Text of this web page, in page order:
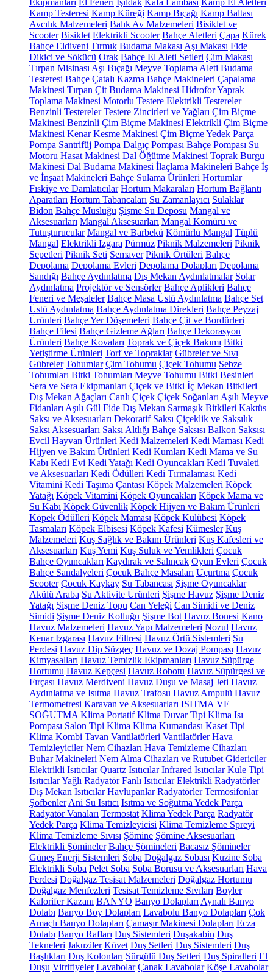
Ekipmanları El Feneri Işıldak Kafa Lambası Kamp El Aletleri
Kamp Testeresi Kamp Küreği Kamp Bıçağı Kamp Baltası
Avcılık Malzemeleri Balık Av Malzemeleri Bisiklet ve
Scooter Bisiklet Elektrikli Scooter Bahçe Aletleri Çapa Kürek
Bahçe Eldiveni Tırmık Budama Makası Aşı Makası Fide
Dikici ve Sökücü Orak Bahçe El Aleti Setleri Çim Makası
Tırpan Misinası Aşı Bıçağı Meyve Toplama Aleti Budama
Testeresi Bahçe Çatalı Kazma Bahçe Makineleri Çapalama
Makinesi Tırpan Çit Budama Makinesi HidroforYaprak
Toplama Makinesi Motorlu Testere Elektrikli Testereler
Benzinli Testereler Testere Zincirleri ve Yağları Çim Biçme
Makinesi Benzinli Çim Biçme Makinesi Elektrikli Çim Biçme
Makinesi Kenar Kesme Makinesi Çim Biçme Yedek Parça
Pompa Santrifüj Pompa Dalgıç Pompası Bahçe Pompası Su
Motoru Hasat Makinesi Dal Öğütme Makinesi Toprak Burgu
Makinesi Dal Budama Makinesi İlaçlama Makineleri Bahçe İş
ve İnşaat Makineleri Bahçe Sulama Ürünleri Hortumlar
Fıskiye ve Damlatıcılar Hortum Makaraları Hortum Bağlantı
Aparatları Hortum Tabancaları Su Zamanlayıcı Sulaklar
Bidon Bahçe Musluğu Şişme Su Deposu Mangal ve
Aksesuarları Mangal Aksesuarları Mangal Kömürü ve
Tutuşturucular Mangal ve Barbekü Kömürlü Mangal Tüplü
Mangal Elektrikli Izgara Pürmüz Piknik Malzemeleri Piknik
Sepetleri Piknik Seti Semaver Piknik Örtüleri Bahçe
Depolama Depolama Evleri Depolama Dolapları Depolama
Sandığı Bahçe Aydınlatma Dış Mekan Aydınlatmalar Solar
Aydınlatma Projektör ve Sensörler Bahçe Aplikleri Bahçe
Feneri ve Meşaleler Bahçe Masa Üstü Aydınlatma Bahçe Set
Üstü Aydınlatma Bahçe Aydınlatma Direkleri Bahçe Peyzaj
Ürünleri Bahçe Yer Döşemeleri Bahçe Çit ve Bordürleri
Bahçe Filesi Bahçe Gizleme Ağları Bahçe Dekorasyon
Ürünleri Bahçe Kovaları Toprak ve Çiçek Bakımı Bitki
Yetiştirme Ürünleri Torf ve Topraklar Gübreler ve Sıvı
Gübreler Tohumlar Çim Tohumu Çiçek Tohumu Sebze
Tohumları Bitki Tohumları Meyve Tohumu Bitki Besinleri
Sera ve Sera Ekipmanları Çiçek ve Bitki İç Mekan Bitkileri
Dış Mekan Ağaçları Canlı Çiçek Çiçek Soğanları Aşılı Meyve
Fidanları Aşılı Gül Fide Dış Mekan Sarmaşık Bitkileri Kaktüs
Saksı ve Aksesuarları Dekoratif Saksı Çiçeklik ve Saksılık
Saksı Aksesuarları Saksı Altlığı Bahçe Saksısı Balkon Saksısı
Evcil Hayvan Ürünleri Kedi Malzemeleri Kedi Maması Kedi
Hijyen ve Bakım Ürünleri Kedi Kumları Kedi Mama ve Su
Kabı Kedi Evi Kedi Yatağı Kedi Oyuncakları Kedi Tuvaleti
ve Aksesuarları Kedi Ödülleri Kedi Tırmalaması Kedi
Vitamini Kedi Taşıma Çantası Köpek Malzemeleri Köpek
Yatağı Köpek Vitamini Köpek Oyuncakları Köpek Mama ve
Su Kabı Köpek Güvenlik Köpek Hijyen ve Bakım Ürünleri
Köpek Ödülleri Köpek Maması Köpek Kulübesi Köpek
Tasmaları Köpek Elbisesi Köpek Kafesi Kümesler Kuş
Malzemeleri Kuş Sağlık ve Bakım Ürünleri Kuş Kafesleri ve
Aksesuarları Kuş Yemi Kuş Suluk ve Yemlikleri Çocuk
Bahçe Oyuncakları Kaydırak ve Salıncak Oyun Evleri Çocuk
Bahçe Sandalyeleri Çocuk Bahçe Masaları Uçurtma Çocuk
Scooter Çocuk Kaykay Su Tabancası Şişme Oyuncaklar
Akülü Araba Su Aktivite Ürünleri Şişme Havuz Şişme Deniz
Yatağı Şişme Deniz Topu Can Yeleği Can Simidi ve Deniz
Simidi Şişme Deniz Kolluğu Şişme Bot Havuz Bonesi Kano
Havuz Malzemeleri Havuz Yapı Malzemeleri Nozul Havuz
Kenar Izgarası Havuz Filtresi Havuz Örtü Sistemleri Su
Perdesi Havuz Dip Süzgeç Havuz ve Dozaj Pompası Havuz
Kimyasalları Havuz Temizlik Ekipmanları Havuz Süpürge
Hortumu Havuz Kepçesi Havuz Robotu Havuz Süpürgesi ve
Fırçası Havuz Merdiveni Havuz Duşu ve Masaj Jeti Havuz
Aydınlatma ve Isıtma Havuz Trafosu Havuz Ampulü Havuz
Termometresi Karavan ve Aksesuarları ISITMA VE
SOĞUTMA Klima Portatif Klima Duvar Tipi Klima Isı
Pompası Salon Tipi Klima Klima Kumandası Kaset Tipi
Klima Kombi Tavan Vantilatörleri Vantilatörler Hava
Temizleyiciler Nem Cihazları Hava Temizleme Cihazları
Buhar Makineleri Nem Alma Cihazları ve Rutubet Gidericiler
Elektrikli Isıtıcılar Quartz Isıtıcılar Infrared Isıtıcılar Kule Tipi
IsıtıcılarYağlı Radyatör Fanlı Isıtıcılar Elektrikli Radyatörler
Dış Mekan Isıtıcılar Havlupanlar Radyatörler Termosifonlar
Şofbenler Ani Su Isıtıcı Isıtma ve Soğutma Yedek Parça
Radyatör Vanaları Termostat Klima Yedek Parça Radyatör
Yedek Parça Klima Temizleyicisi Klima Temizleme Spreyi
Klima Temizleme Sıvısı Şömine Şömine Aksesuarları
Elektrikli Şömineler Bahçe Şömineleri Bacasız Şömineler
Güneş Enerji Sistemleri Soba Doğalgaz Sobası Kuzine Soba
Elektrikli Soba Pelet Soba Soba Borusu ve Aksesuarları Hava
Perdesi Doğalgaz Tesisat Malzemeleri Doğalgaz Hortumu
Doğalgaz Menfezleri Tesisat Temizleme Sıvıları Boyler
Kalorifer Kazanı BANYO Banyo Dolapları Aynalı Banyo
Dolabı Banyo Boy Dolapları Lavabolu Banyo Dolapları Çok
Amaçlı Banyo Dolapları Çamaşır Makinesi Dolapları Ecza
Dolabı Banyo Rafları Duş Sistemleri Duşakabin Duş
Tekneleri Jakuziler Küvet Duş Setleri Duş Sistemleri Duş
Başlıkları Duş Kolonları Sürgülü Duş Setleri Duş Spiralleri El
Duşu Vitrifiyeler Lavabolar Çanak Lavabolar Köşe Lavabolar